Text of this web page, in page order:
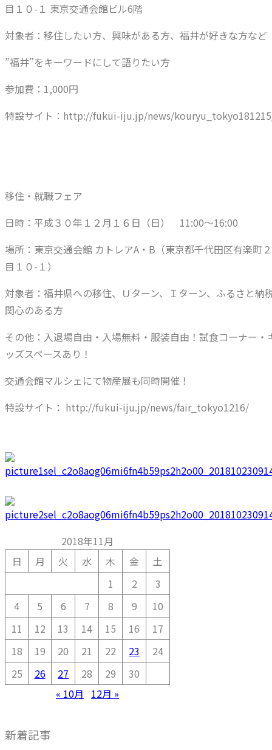
目１０-１ 東京交通会館ビル6階
対象者：移住したい方、興味がある方、福井が好きな方など
”福井”をキーワードにして語りたい方
参加費：1,000円
特設サイト：http://fukui-iju.jp/news/
移住・就職フェア
日時：平成３０年１２月１６日（日） 11:00～16:00
場所：東京交通会館 カトレアA・B（東京都千代田区有楽町
目１０-１）
対象者：福井県への移住、Ｕターン、Ｉターン、ふるさと納
関心のある方
その他：入退場自由・入場無料・服装自由！試食コーナー・
ッズスペースあり！
交通会館マルシェにて物産展も同時開催！
特設サイト： http://fukui-iju.jp/news/fair_tokyo1216/
2018年11月
日
月 火 水 木 金
土
1
2
3
4
5 6 7 8 9
10
11
12 13 14 15 16
17
18
19 20 21 22 23
24
25
26 27 28 29
30
« 10月
12月 »
新着記事